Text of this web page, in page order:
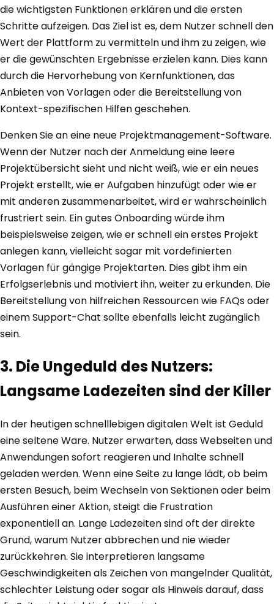
die wichtigsten Funktionen erklären und die ersten
Schritte aufzeigen. Das Ziel ist es, dem Nutzer schnell den
Wert der Plattform zu vermitteln und ihm zu zeigen, wie
er die gewünschten Ergebnisse erzielen kann. Dies kann
durch die Hervorhebung von Kernfunktionen, das
Anbieten von Vorlagen oder die Bereitstellung von
Kontext-spezifischen Hilfen geschehen.
Denken Sie an eine neue Projektmanagement-Software.
Wenn der Nutzer nach der Anmeldung eine leere
Projektübersicht sieht und nicht weiß, wie er ein neues
Projekt erstellt, wie er Aufgaben hinzufügt oder wie er
mit anderen zusammenarbeitet, wird er wahrscheinlich
frustriert sein. Ein gutes Onboarding würde ihm
beispielsweise zeigen, wie er schnell ein erstes Projekt
anlegen kann, vielleicht sogar mit vordefinierten
Vorlagen für gängige Projektarten. Dies gibt ihm ein
Erfolgserlebnis und motiviert ihn, weiter zu erkunden. Die
Bereitstellung von hilfreichen Ressourcen wie FAQs oder
einem Support-Chat sollte ebenfalls leicht zugänglich
sein.
3. Die Ungeduld des Nutzers:
Langsame Ladezeiten sind der Killer
In der heutigen schnelllebigen digitalen Welt ist Geduld
eine seltene Ware. Nutzer erwarten, dass Webseiten und
Anwendungen sofort reagieren und Inhalte schnell
geladen werden. Wenn eine Seite zu lange lädt, ob beim
ersten Besuch, beim Wechseln von Sektionen oder beim
Ausführen einer Aktion, steigt die Frustration
exponentiell an. Lange Ladezeiten sind oft der direkte
Grund, warum Nutzer abbrechen und nie wieder
zurückkehren. Sie interpretieren langsame
Geschwindigkeiten als Zeichen von mangelnder Qualität,
schlechter Leistung oder sogar als Hinweis darauf, dass